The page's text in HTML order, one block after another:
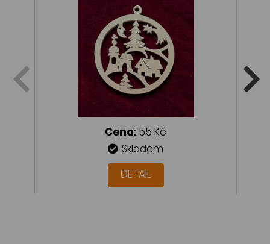
Cena: 55 Kč
Skladem
DETAIL